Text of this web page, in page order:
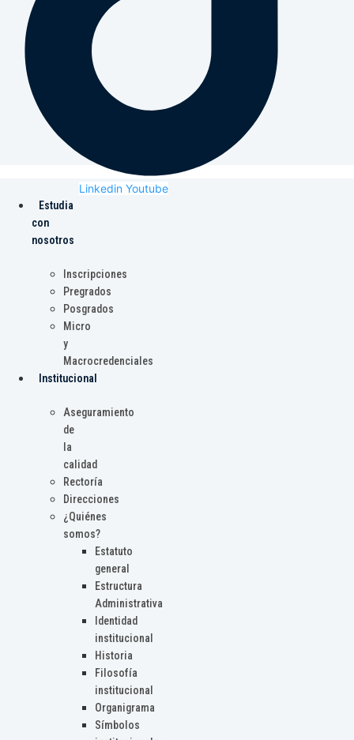
Linkedin Youtube
Estudia
con
nosotros
Inscripciones
Pregrados
Posgrados
Micro
y
Macrocredenciales
Institucional
Aseguramiento
de
la
calidad
Rectoría
Direcciones
¿Quiénes
somos?
Estatuto
general
Estructura
Administrativa
Identidad
institucional
Historia
Filosofía
institucional
Organigrama
Símbolos